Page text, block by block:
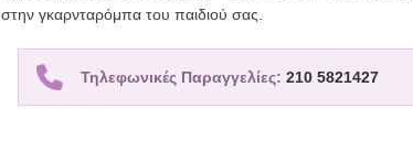
στην γκαρνταρόμπα του παιδιού σας.
Τηλεφωνικές Παραγγελίες: 210 5821427